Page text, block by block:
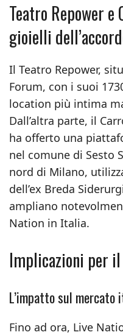
Teatro Repower
gioielli
Il Teatro Repower,
Forum, con i suoi
location più intima
Dall’altra parte, il
ha offerto una
nel comune di Sesto
nord di Milano,
dell’ex Breda
ampliano
Nation in Italia.
Implicazioni per
L’impatto sul mercato
Fino ad ora, Live